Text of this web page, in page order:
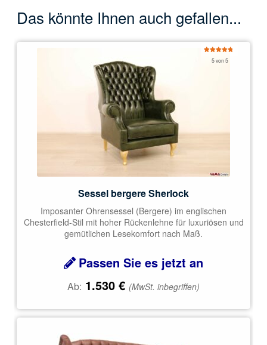
Das könnte Ihnen auch gefallen...
5 von 5
Sessel bergere Sherlock
Imposanter Ohrensessel (Bergere) im englischen
Chesterfield-Stil mit hoher Rückenlehne für luxuriösen und
gemütlichen Lesekomfort nach Maß.
Passen Sie es jetzt an
Ab: 1.530 € (MwSt. inbegriffen)